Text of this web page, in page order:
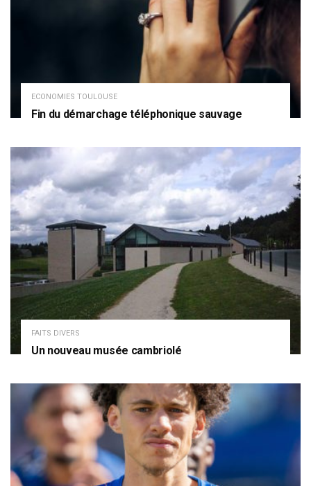
ECONOMIES TOULOUSE
Fin du démarchage téléphonique sauvage
FAITS DIVERS
Un nouveau musée cambriolé